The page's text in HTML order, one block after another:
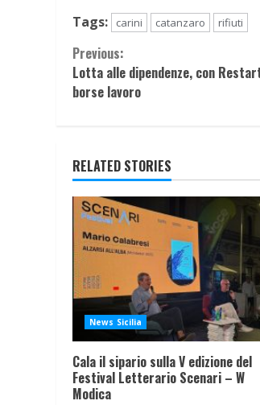
Tags:
carini catanzaro rifiuti
Continue
Reading
Previous:
Lotta alle dipendenze, con
borse lavoro
RELATED STORIES
News Sicilia
Cala il sipario sulla V edizione del
Festival Letterario Scenari – W
Modica